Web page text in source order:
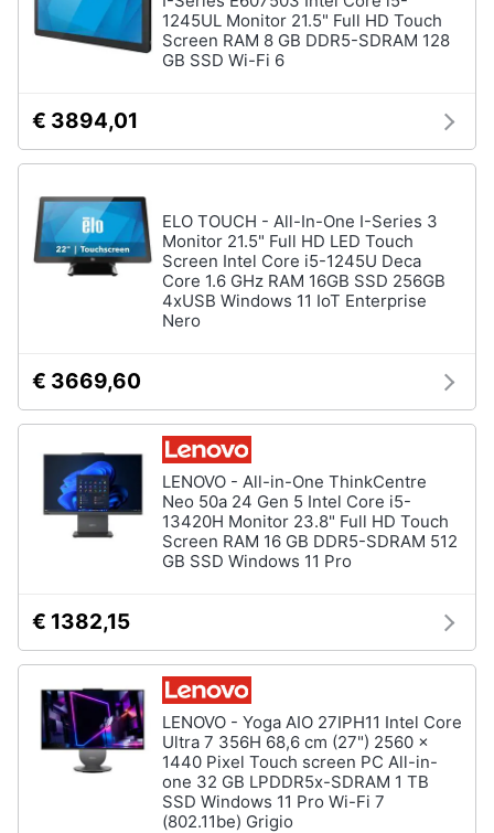
1245UL Monitor 21.5" Full HD Touch
Screen RAM 8 GB DDR5-SDRAM 128
GB SSD Wi-Fi 6
€ 3894,01
ELO TOUCH - All-In-One I-Series 3
Monitor 21.5" Full HD LED Touch
Screen Intel Core i5-1245U Deca
Core 1.6 GHz RAM 16GB SSD 256GB
4xUSB Windows 11 IoT Enterprise
Nero
€ 3669,60
LENOVO - All-in-One ThinkCentre
Neo 50a 24 Gen 5 Intel Core i5-
13420H Monitor 23.8" Full HD Touch
Screen RAM 16 GB DDR5-SDRAM 512
GB SSD Windows 11 Pro
€ 1382,15
LENOVO - Yoga AIO 27IPH11 Intel Core
Ultra 7 356H 68,6 cm (27") 2560 x
1440 Pixel Touch screen PC All-in-
one 32 GB LPDDR5x-SDRAM 1 TB
SSD Windows 11 Pro Wi-Fi 7
(802.11be) Grigio